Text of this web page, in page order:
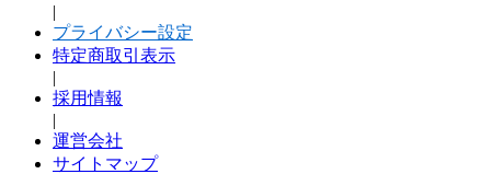
|
プライバシー設定
特定商取引表示
|
採用情報
|
運営会社
サイトマップ